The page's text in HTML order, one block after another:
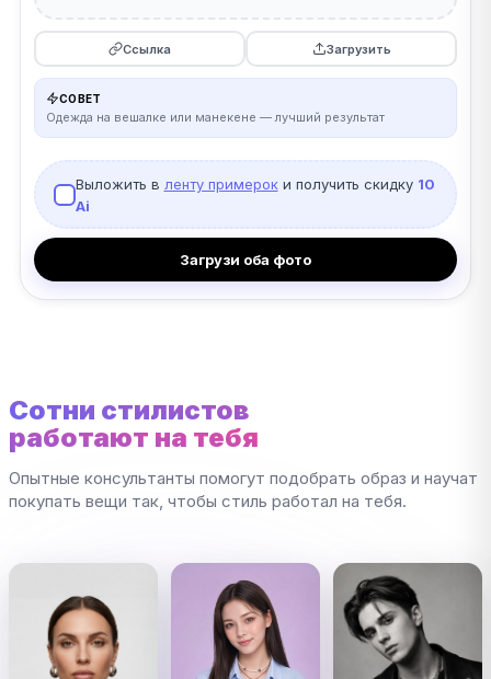
Ссылка Загрузить
СОВЕТ
Одежда на вешалке или манекене — лучший результат
Выложить в ленту примероки получить скидку 10
Ai
Загрузи оба фото
Сотни стилистов
работают на тебя
Опытные консультанты помогут подобрать образ и научат
покупать вещи так, чтобы стиль работал на тебя.